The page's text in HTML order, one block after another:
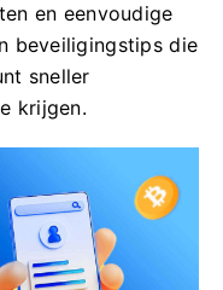
en eenvoudige
beveiligingstips die
sneller
krijgen.